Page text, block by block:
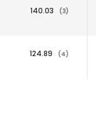
140.03 (3)
124.89 (4)